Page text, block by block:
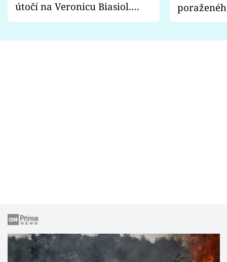
útočí na Veronicu Biasiol.
Proč je podle nich falešná a
fanoušci